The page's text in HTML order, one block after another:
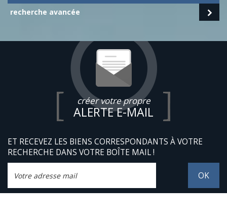
recherche avancée
créer votre propre
ALERTE E-MAIL
ET RECEVEZ LES BIENS CORRESPONDANTS À VOTRE
RECHERCHE DANS VOTRE BOÎTE MAIL !
OK